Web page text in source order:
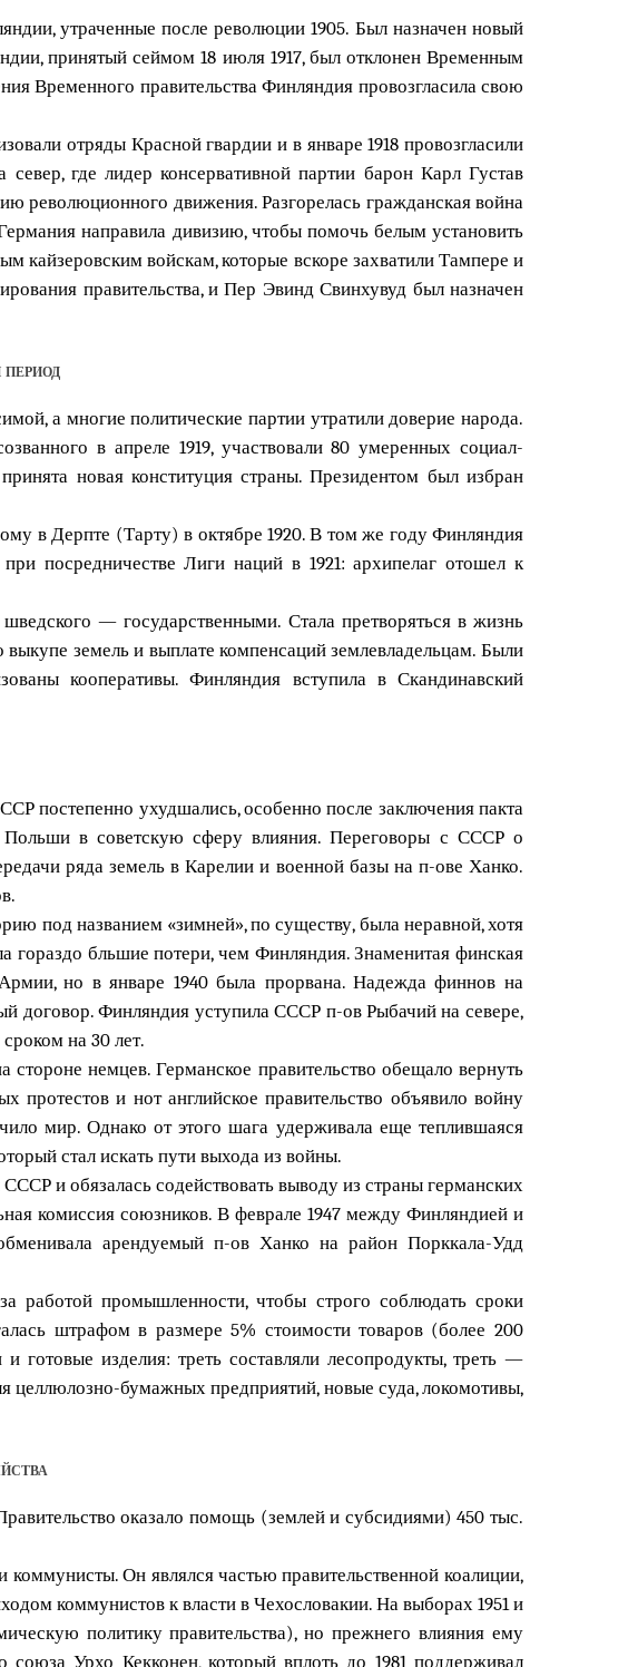
утраченные после революции 1905. Был назначен новый
принятый сеймом 18 июля 1917, был отклонен Временным
Временного правительства Финляндия провозгласила свою
отряды Красной гвардии и в январе 1918 провозгласили
где лидер консервативной партии барон Карл Густав
движения. Разгорелась гражданская война
направила дивизию, чтобы помочь белым установить
кайзеровским войскам, которые вскоре захватили Тампере и
правительства, и Пер Эвинд Свинхувуд был назначен
а многие политические партии утратили доверие народа.
в апреле 1919, участвовали 80 умеренных социал-
новая конституция страны. Президентом был избран
в Дерпте (Тарту) в октябре 1920. В том же году Финляндия
посредничестве Лиги наций в 1921: архипелаг отошел к
— государственными. Стала претворяться в жизнь
земель и выплате компенсаций землевладельцам. Были
кооперативы. Финляндия вступила в Скандинавский
постепенно ухудшались, особенно после заключения пакта
в советскую сферу влияния. Переговоры с СССР о
ряда земель в Карелии и военной базы на п-ове Ханко.
под названием «зимней», по существу, была неравной, хотя
гораздо бльшие потери, чем Финляндия. Знаменитая финская
но в январе 1940 была прорвана. Надежда финнов на
договор. Финляндия уступила СССР п-ов Рыбачий на севере,
на 30 лет.
немцев. Германское правительство обещало вернуть
протестов и нот английское правительство объявило войну
мир. Однако от этого шага удерживала еще теплившаяся
стал искать пути выхода из войны.
и обязалась содействовать выводу из страны германских
комиссия союзников. В феврале 1947 между Финляндией и
арендуемый п-ов Ханко на район Порккала-Удд
работой промышленности, чтобы строго соблюдать сроки
штрафом в размере 5% стоимости товаров (более 200
изделия: треть составляли лесопродукты, треть —
целлюлозно-бумажных предприятий, новые суда, локомотивы,
оказало помощь (землей и субсидиями) 450 тыс.
Он являлся частью правительственной коалиции,
коммунистов к власти в Чехословакии. На выборах 1951 и
политику правительства), но прежнего влияния ему
Урхо Кекконен, который вплоть до 1981 поддерживал